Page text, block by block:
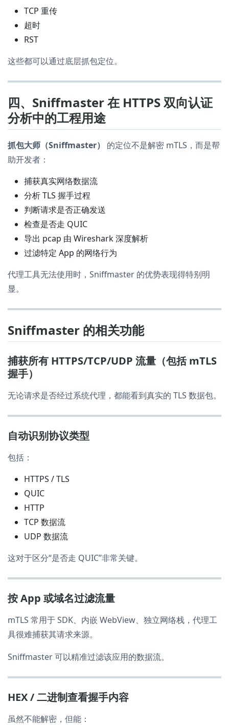
TCP 重传
超时
RST
这些都可以通过底层抓包定位。
四、Sniffmaster 在 HTTPS 双向认证
分析中的工程用途
抓包大师（Sniffmaster）
的定位不是解密 mTLS，而是帮
助开发者：
捕获真实网络数据流
分析 TLS 握手过程
判断请求是否正确发送
检查是否走 QUIC
导出 pcap 由 Wireshark 深度解析
过滤特定 App 的网络行为
代理工具无法使用时，Sniffmaster 的优势表现得特别明
显。
Sniffmaster 的相关功能
捕获所有 HTTPS/TCP/UDP 流量（包括 mTLS
握手）
无论请求是否经过系统代理，都能看到真实的 TLS 数据包。
自动识别协议类型
包括：
HTTPS / TLS
QUIC
HTTP
TCP 数据流
UDP 数据流
这对于区分“是否走 QUIC”非常关键。
按 App 或域名过滤流量
mTLS 常用于 SDK、内嵌 WebView、独立网络栈，代理工
具很难捕获其请求来源。
Sniffmaster 可以精准过滤该应用的数据流。
HEX / 二进制查看握手内容
虽然不能解密，但能：